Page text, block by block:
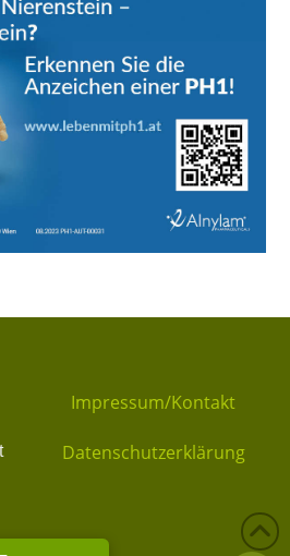
Impressum/Kontakt
Datenschutzerklärung